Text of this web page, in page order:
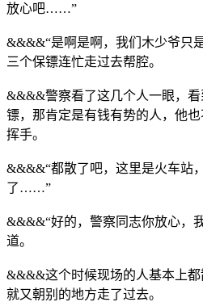
放心吧……”
&&&&“是啊是啊，我们木少爷只
三个保镖连忙走过去帮腔。
&&&&警察看了这几个人一眼，
镖，那肯定是有钱有势的人，他
挥手。
&&&&“都散了吧，这里是火车站
了……”
&&&&“好的，警察同志你放心，
道。
&&&&这个时候现场的人基本上都
就又朝别的地方走了过去。